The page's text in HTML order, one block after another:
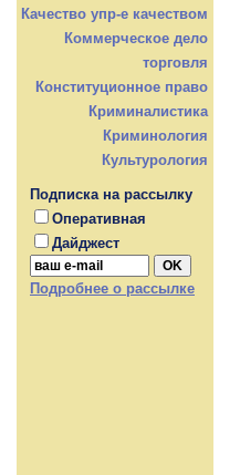
Качество упр-е качеством
Коммерческое дело
торговля
Конституционное право
Криминалистика
Криминология
Культурология
Подписка на рассылку
Оперативная
Дайджест
Подробнее о рассылке